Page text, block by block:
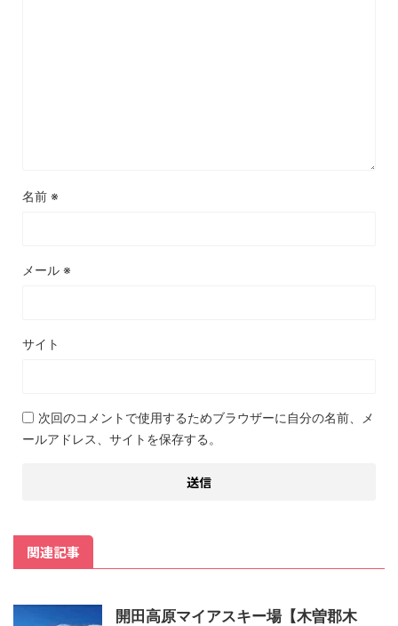
名前 ※
メール ※
サイト
次回のコメントで使用するためブラウザーに自分の名前、メ
ールアドレス、サイトを保存する。
関連記事
開田高原マイアスキー場【木曽郡木